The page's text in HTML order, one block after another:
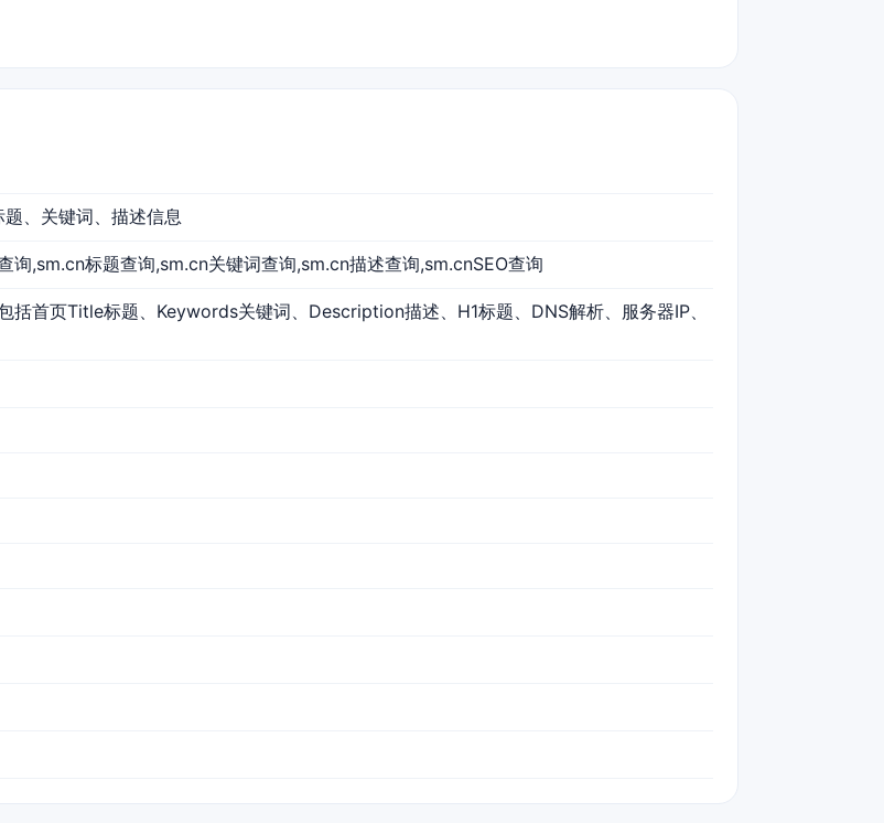
、关键词、描述信息
询,sm.cn标题查询,sm.cn关键词查询,sm.cn描述查询,sm.cnSEO查询
括首页Title标题、Keywords关键词、Description描述、H1标题、DNS解析、服务器IP、